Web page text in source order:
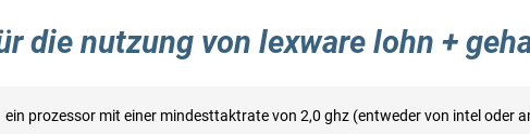
die nutzung von lexware lohn +
ein prozessor mit einer mindesttaktrate von 2,0 ghz (entweder von intel oder